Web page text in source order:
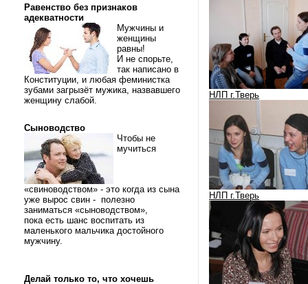
Равенство без признаков
адекватности
Мужчины и
женщины
равны!
И не спорьте,
так написано в
Конституции, и любая феминистка
зубами загрызёт мужика, назвавшего
женщину слабой.
Сыноводство
Чтобы не
мучиться
«свиноводством» - это когда из сына
уже вырос свин - полезно
заниматься «сыноводством»,
пока есть шанс воспитать из
маленького мальчика достойного
мужчину.
Делай только то, что хочешь
НЛП г.Тверь
НЛП г.Тверь